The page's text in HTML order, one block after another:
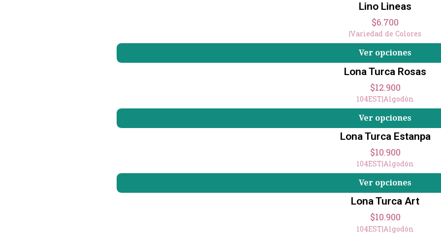
Lino Lineas
$6.700
|Variedad de Colores
Ver opciones
Lona Turca Rosas
$12.900
104EST|Algodón
Ver opciones
Lona Turca Estanpa
$10.900
104EST|Algodón
Ver opciones
Lona Turca Art
$10.900
104EST|Algodón